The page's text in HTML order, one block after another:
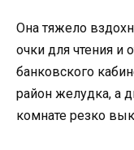
Она тяжело
очки для чтения и
банковского
район желудка, а
комнате резко